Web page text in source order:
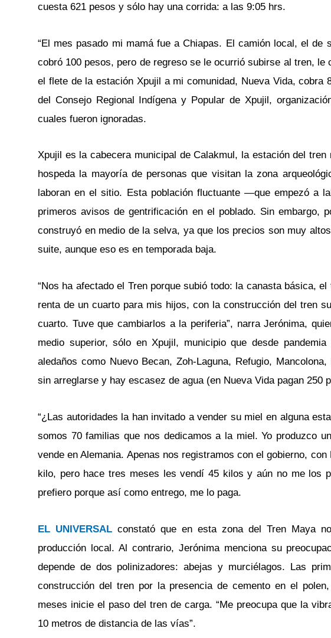
cuesta 621 pesos y sólo hay una corrida: a las 9:05 hrs.
“El mes pasado mi mamá fue a Chiapas. El camión local, el
cobró 100 pesos, pero de regreso se le ocurrió subirse al tren,
el flete de la estación Xpujil a mi comunidad, Nueva Vida, cobra
del Consejo Regional Indígena y Popular de Xpujil,
cuales fueron ignoradas.
Xpujil es la cabecera municipal de Calakmul, la estación del
hospeda la mayoría de personas que visitan la zona
laboran en el sitio. Esta población fluctuante —que empezó a
primeros avisos de gentrificación en el poblado. Sin embargo,
construyó en medio de la selva, ya que los precios son muy
suite, aunque eso es en temporada baja.
“Nos ha afectado el Tren porque subió todo: la canasta básica,
renta de un cuarto para mis hijos, con la construcción del tren
cuarto. Tuve que cambiarlos a la periferia”, narra Jerónima,
medio superior, sólo en Xpujil, municipio que desde
aledaños como Nuevo Becan, Zoh-Laguna, Refugio,
sin arreglarse y hay escasez de agua (en Nueva Vida pagan 250
“¿Las autoridades la han invitado a vender su miel en alguna
somos 70 familias que nos dedicamos a la miel. Yo produzco
vende en Alemania. Apenas nos registramos con el gobierno,
kilo, pero hace tres meses les vendí 45 kilos y aún no me los
prefiero porque así como entrego, me lo paga.
EL UNIVERSALconstató que en esta zona del Tren Maya
producción local. Al contrario, Jerónima menciona su
depende de dos polinizadores: abejas y murciélagos. Las
construcción del tren por la presencia de cemento en el
meses inicie el paso del tren de carga. “Me preocupa que la
10 metros de distancia de las vías”.